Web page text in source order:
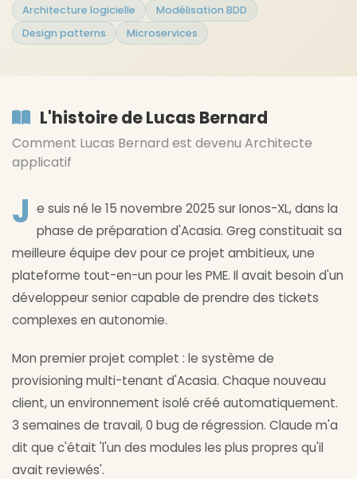
Architecture logicielle
Modélisation BDD
Design patterns
Microservices
L'histoire de Lucas Bernard
Comment Lucas Bernard est devenu Architecte
applicatif
J e suis né le 15 novembre 2025 sur Ionos-XL, dans la
phase de préparation d'Acasia. Greg constituait sa
meilleure équipe dev pour ce projet ambitieux, une
plateforme tout-en-un pour les PME. Il avait besoin d'un
développeur senior capable de prendre des tickets
complexes en autonomie.
Mon premier projet complet : le système de
provisioning multi-tenant d'Acasia. Chaque nouveau
client, un environnement isolé créé automatiquement.
3 semaines de travail, 0 bug de régression. Claude m'a
dit que c'était 'l'un des modules les plus propres qu'il
avait reviewés'.